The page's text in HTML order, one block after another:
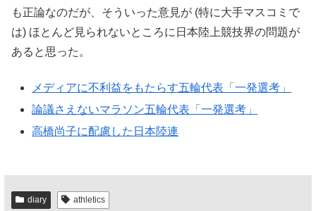
も正論なのだが、そういった意見が (特に大手マスコミで
は) ほとんど見られないところに日本陸上競技界の問題が
あると思った。
メディアに不利益をもたらす五輪代表「一発選考」
論議さえないマラソン五輪代表「一発選考」
高橋尚子に配慮した日本陸連
diary athletics